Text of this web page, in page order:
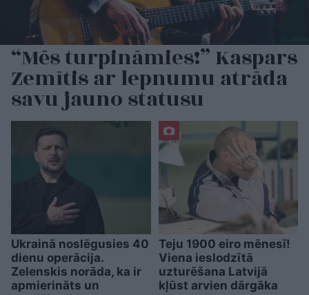
“Mēs turpināmies!” Kaspars
Zemītis ar lepnumu atrāda
savu jauno statusu
Ukrainā noslēgusies 40
dienu operācija.
Zelenskis norāda, ka ir
apmierināts un
Teju 1900 eiro mēnesī!
Viena ieslodzītā
uzturēšana Latvijā
kļūst arvien dārgāka